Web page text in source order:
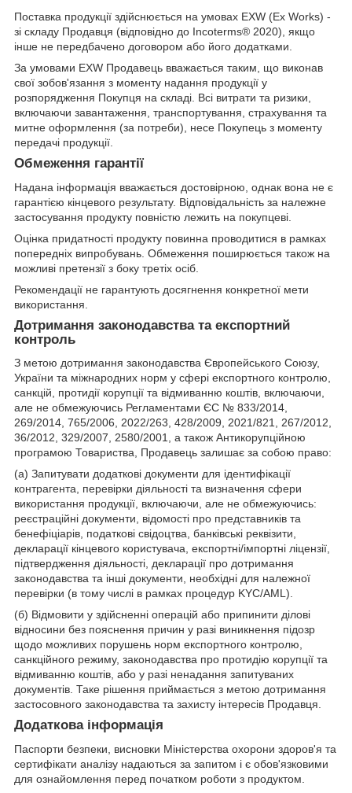
Поставка продукції здійснюється на умовах EXW (Ex Works) -
зі складу Продавця (відповідно до Incoterms® 2020), якщо
інше не передбачено договором або його додатками.
За умовами EXW Продавець вважається таким, що виконав
свої зобов'язання з моменту надання продукції у
розпорядження Покупця на складі. Всі витрати та ризики,
включаючи завантаження, транспортування, страхування та
митне оформлення (за потреби), несе Покупець з моменту
передачі продукції.
Обмеження гарантії
Надана інформація вважається достовірною, однак вона не є
гарантією кінцевого результату. Відповідальність за належне
застосування продукту повністю лежить на покупцеві.
Оцінка придатності продукту повинна проводитися в рамках
попередніх випробувань. Обмеження поширюється також на
можливі претензії з боку третіх осіб.
Рекомендації не гарантують досягнення конкретної мети
використання.
Дотримання законодавства та експортний
контроль
З метою дотримання законодавства Європейського Союзу,
України та міжнародних норм у сфері експортного контролю,
санкцій, протидії корупції та відмиванню коштів, включаючи,
але не обмежуючись Регламентами ЄС № 833/2014,
269/2014, 765/2006, 2022/263, 428/2009, 2021/821, 267/2012,
36/2012, 329/2007, 2580/2001, а також Антикорупційною
програмою Товариства, Продавець залишає за собою право:
(а) Запитувати додаткові документи для ідентифікації
контрагента, перевірки діяльності та визначення сфери
використання продукції, включаючи, але не обмежуючись:
реєстраційні документи, відомості про представників та
бенефіціарів, податкові свідоцтва, банківські реквізити,
декларації кінцевого користувача, експортні/імпортні ліцензії,
підтвердження діяльності, декларації про дотримання
законодавства та інші документи, необхідні для належної
перевірки (в тому числі в рамках процедур KYC/AML).
(б) Відмовити у здійсненні операцій або припинити ділові
відносини без пояснення причин у разі виникнення підозр
щодо можливих порушень норм експортного контролю,
санкційного режиму, законодавства про протидію корупції та
відмиванню коштів, або у разі ненадання запитуваних
документів. Таке рішення приймається з метою дотримання
застосовного законодавства та захисту інтересів Продавця.
Додаткова інформація
Паспорти безпеки, висновки Міністерства охорони здоров'я та
сертифікати аналізу надаються за запитом і є обов'язковими
для ознайомлення перед початком роботи з продуктом.